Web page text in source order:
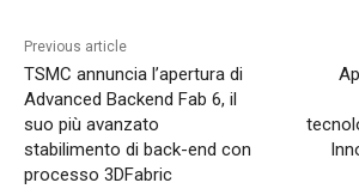
Previous article
TSMC annuncia l’apertura di
Advanced Backend Fab 6, il
suo più avanzato
stabilimento di back-end con
processo 3DFabric